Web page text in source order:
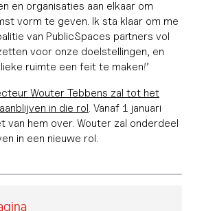
en organisaties aan elkaar om
vorm te geven. Ik sta klaar om me
van PublicSpaces partners vol
voor onze doelstellingen, en
ruimte een feit te maken!’
Wouter Tebbens zal tot het
in die rol. Vanaf 1 januari
van hem over. Wouter zal onderdeel
in een nieuwe rol.